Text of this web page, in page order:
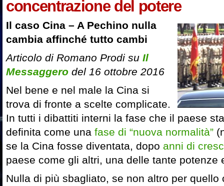
concentrazione del potere
Il caso Cina – A Pechino nulla
cambia affinché tutto cambi
Articolo di Romano Prodi su Il
Messaggero del 16 ottobre 2016
Nel bene e nel male la Cina si
trova di fronte a scelte complicate.
In tutti i dibattiti interni la fase che il paese
definita come una fase di “nuova normalità”
se la Cina fosse diventata, dopo anni di
paese come gli altri, una delle tante potenze
Nulla di più sbagliato, se non altro per quello